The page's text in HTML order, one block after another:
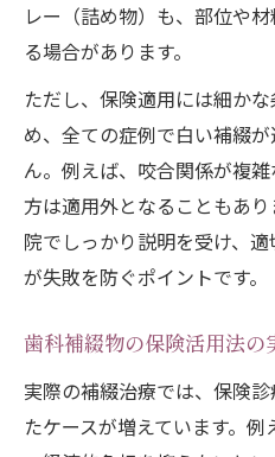
レー（詰め物）も、部位や
る場合があります。
ただし、保険適用には細か
め、全ての症例で白い補綴
ん。例えば、咬合関係が複
方は適用外となることもあ
院でしっかり説明を受け、
が失敗を防ぐポイントです。
歯科補綴物の保険活用法の
実際の補綴治療では、保険
たケースが増えています。